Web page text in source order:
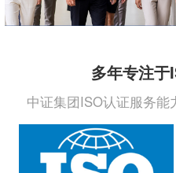
多年专注
中证集团ISO认证服务